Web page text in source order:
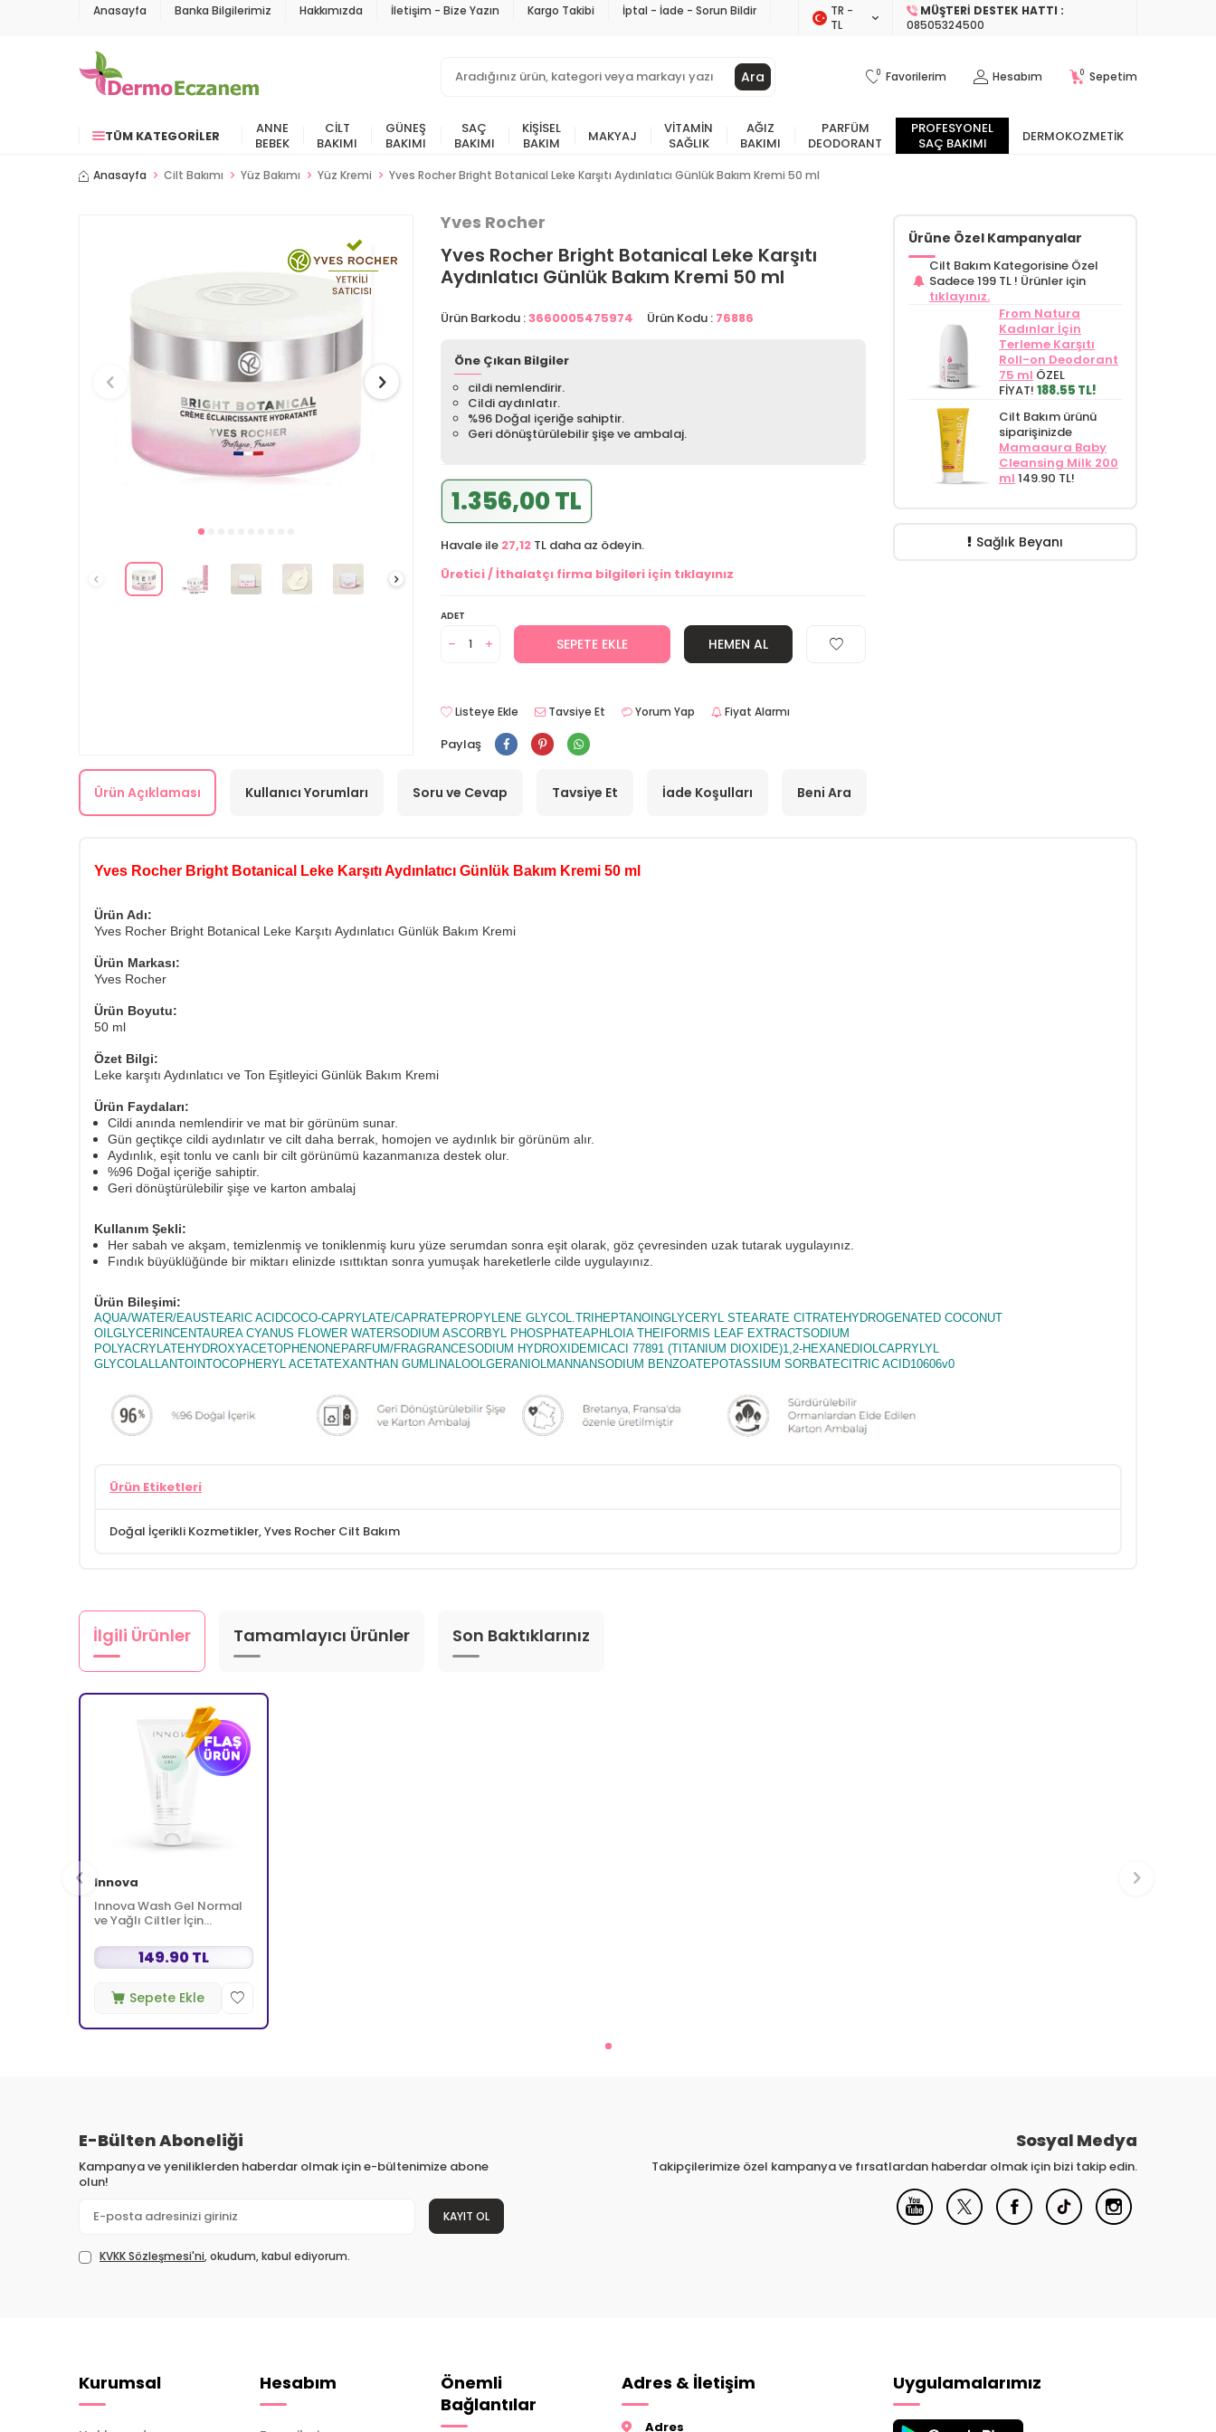
Anasayfa Banka Bilgilerimiz Hakkımızda İletişim - Bize Yazın Kargo Takibi İptal - İade - Sorun Bildir
TR −
TL
MÜŞTERI DESTEK HATTI :
08505324500
Ara 0 Favorilerim Hesabım 0 Sepetim
TÜM KATEGORILER
ANNE
BEBEK
CILT
BAKIMI
GÜNEŞ
BAKIMI
SAÇ
BAKIMI
KIŞISEL
BAKIM
MAKYAJ
VITAMIN
SAĞLIK
AĞIZ
BAKIMI
PARFÜM
DEODORANT
PROFESYONEL
SAÇ BAKIMI
DERMOKOZMETIK
Anasayfa Cilt Bakımı Yüz Bakımı Yüz Kremi Yves Rocher Bright Botanical Leke Karşıtı Aydınlatıcı Günlük Bakım Kremi 50 ml
Yves Rocher
Yves Rocher Bright Botanical Leke Karşıtı
Aydınlatıcı Günlük Bakım Kremi 50 ml
Ürün Barkodu :3660005475974 Ürün Kodu : 76886
Öne Çıkan Bilgiler
cildi nemlendirir.
Cildi aydınlatır.
%96 Doğal içeriğe sahiptir.
Geri dönüştürülebilir şişe ve ambalaj.
1.356,00 TL
Havale ile 27,12 TL daha az ödeyin.
Üretici / İthalatçı firma bilgileri için tıklayınız
ADET
SEPETE EKLE HEMEN AL
Listeye Ekle Tavsiye Et Yorum Yap Fiyat Alarmı
Paylaş
Ürüne Özel Kampanyalar
Cilt Bakım Kategorisine Özel
Sadece 199 TL ! Ürünler için
tıklayınız.
From Natura
Kadınlar İçin
Terleme Karşıtı
Roll-on Deodorant
75 ml ÖZEL
FİYAT! 188.55 TL!
Cilt Bakım ürünü
siparişinizde
Mamaaura Baby
Cleansing Milk 200
ml 149.90 TL!
Sağlık Beyanı
Ürün Açıklaması Kullanıcı Yorumları Soru ve Cevap Tavsiye Et İade Koşulları Beni Ara
Yves Rocher Bright Botanical Leke Karşıtı Aydınlatıcı Günlük Bakım Kremi 50 ml
Ürün Adı:
Yves Rocher Bright Botanical Leke Karşıtı Aydınlatıcı Günlük Bakım Kremi
Ürün Markası:
Yves Rocher
Ürün Boyutu:
50 ml
Özet Bilgi:
Leke karşıtı Aydınlatıcı ve Ton Eşitleyici Günlük Bakım Kremi
Ürün Faydaları:
Cildi anında nemlendirir ve mat bir görünüm sunar.
Gün geçtikçe cildi aydınlatır ve cilt daha berrak, homojen ve aydınlık bir görünüm alır.
Aydınlık, eşit tonlu ve canlı bir cilt görünümü kazanmanıza destek olur.
%96 Doğal içeriğe sahiptir.
Geri dönüştürülebilir şişe ve karton ambalaj
Kullanım Şekli:
Her sabah ve akşam, temizlenmiş ve toniklenmiş kuru yüze serumdan sonra eşit olarak, göz çevresinden uzak tutarak uygulayınız.
Fındık büyüklüğünde bir miktarı elinizde ısıttıktan sonra yumuşak hareketlerle cilde uygulayınız.
Ürün Bileşimi:
AQUA/WATER/EAUSTEARIC ACIDCOCO-CAPRYLATE/CAPRATEPROPYLENE GLYCOL.TRIHEPTANOINGLYCERYL STEARATE CITRATEHYDROGENATED COCONUT
OILGLYCERINCENTAUREA CYANUS FLOWER WATERSODIUM ASCORBYL PHOSPHATEAPHLOIA THEIFORMIS LEAF EXTRACTSODIUM
POLYACRYLATEHYDROXYACETOPHENONEPARFUM/FRAGRANCESODIUM HYDROXIDEMICACI 77891 (TITANIUM DIOXIDE)1,2-HEXANEDIOLCAPRYLYL
GLYCOLALLANTOINTOCOPHERYL ACETATEXANTHAN GUMLINALOOLGERANIOLMANNANSODIUM BENZOATEPOTASSIUM SORBATECITRIC ACID10606v0
Ürün Etiketleri
Doğal İçerikli Kozmetikler,Yves Rocher Cilt Bakım
İlgili Ürünler Tamamlayıcı Ürünler Son Baktıklarınız
Innova
Innova Wash Gel Normal
ve Yağlı Ciltler İçin
150 ml 149.90 TL
Sepete Ekle
E-Bülten Aboneliği
Kampanya ve yeniliklerden haberdar olmak için e-bültenimize abone
olun!
KAYIT OL
KVKK Sözleşmesi'ni, okudum, kabul ediyorum.
Sosyal Medya
Takipçilerimize özel kampanya ve fırsatlardan haberdar olmak için bizi takip edin.
Kurumsal Hesabım
Önemli
Bağlantılar
Adres & İletişim
Adres
Uygulamalarımız